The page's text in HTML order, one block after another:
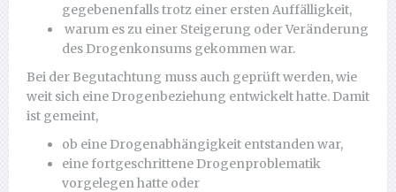
gegebenenfalls trotz einer ersten Auffälligkeit,
warum es zu einer Steigerung oder Veränderung
des Drogenkonsums gekommen war.
Bei der Begutachtung muss auch geprüft werden, wie
weit sich eine Drogenbeziehung entwickelt hatte. Damit
ist gemeint,
ob eine Drogenabhängigkeit entstanden war,
eine fortgeschrittene Drogenproblematik
vorgelegen hatte oder